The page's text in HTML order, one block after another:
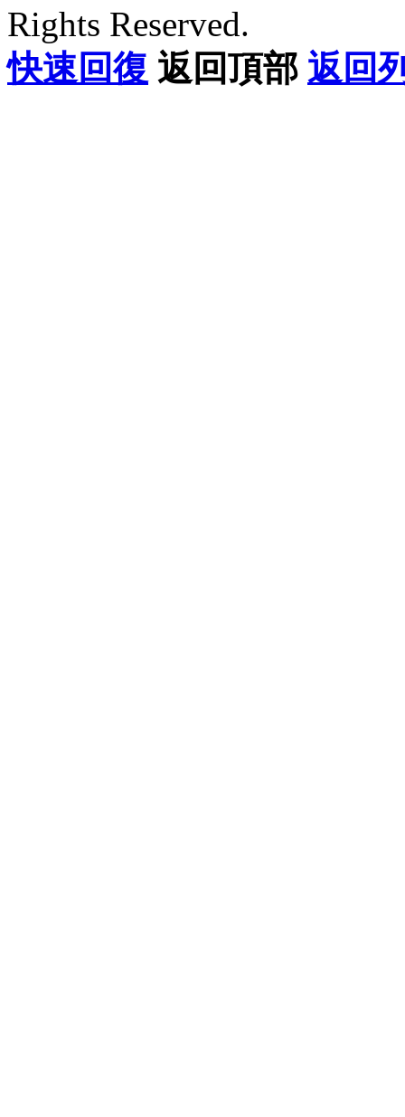
Rights Reserved.
快速回復 返回頂部 返回